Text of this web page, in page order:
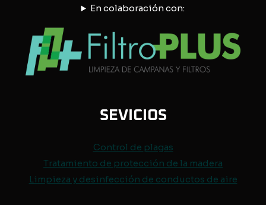
En colaboración con:
SEVICIOS
Control de plagas
Tratamiento de protección de la madera
Limpieza y desinfección de conductos de aire